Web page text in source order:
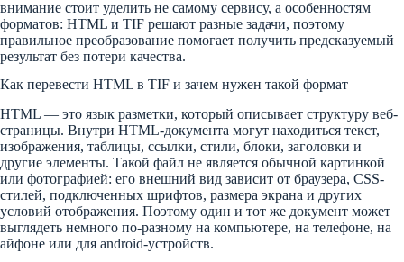
внимание стоит уделить не самому сервису, а особенностям
форматов: HTML и TIF решают разные задачи, поэтому
правильное преобразование помогает получить предсказуемый
результат без потери качества.
Как перевести HTML в TIF и зачем нужен такой формат
HTML — это язык разметки, который описывает структуру веб-
страницы. Внутри HTML-документа могут находиться текст,
изображения, таблицы, ссылки, стили, блоки, заголовки и
другие элементы. Такой файл не является обычной картинкой
или фотографией: его внешний вид зависит от браузера, CSS-
стилей, подключенных шрифтов, размера экрана и других
условий отображения. Поэтому один и тот же документ может
выглядеть немного по-разному на компьютере, на телефоне, на
айфоне или для android-устройств.